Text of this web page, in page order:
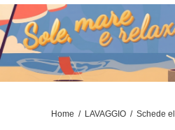
Home / LAVAGGIO / Schede